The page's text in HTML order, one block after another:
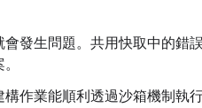
發生問題。共用快取中的錯
作業能順利透過沙箱機制執